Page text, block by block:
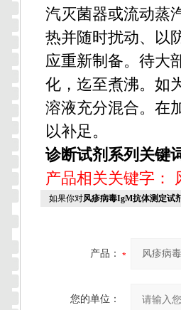
汽灭菌器或流动蒸
热并随时扰动、以
应重新制备。待大
化，迄至煮沸。如
溶液充分混合。在
以补足。
诊断试剂系列关键
产品相关关键字：
如果你对风疹病毒IgM抗体测定试
产品：
您的单位：